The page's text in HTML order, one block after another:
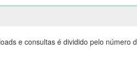
e consultas é dividido pelo número